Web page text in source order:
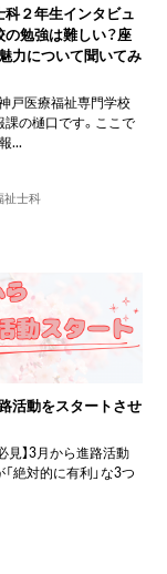
科２年生インタビュ
の勉強は難しい？座
力について聞いてみ
戸医療福祉専門学校
の樋口です。ここで
...
祉士科
活動をスタートさせ
見】3月から進路活動
絶対的に有利」な3つ